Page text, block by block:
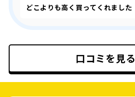
どこよりも高く買ってくれました
口コミを見る